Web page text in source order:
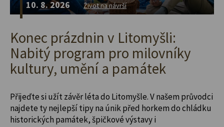
10. 8. 2026 Život na návrší
Konec prázdnin v Litomyšli:
Nabitý program pro milovníky
kultury, umění a památek
Přijeďte si užít závěr léta do Litomyšle. V našem průvodci
najdete ty nejlepší tipy na únik před horkem do chládku
historických památek, špičkové výstavy i